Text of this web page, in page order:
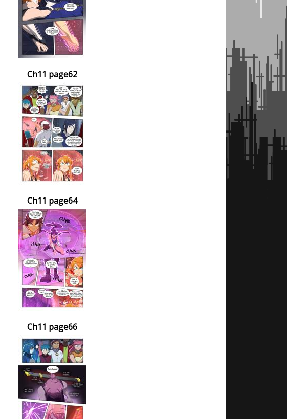
Ch11 page62
Ch11 page64
Ch11 page66